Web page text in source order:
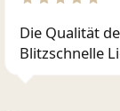
Die Qualität
Blitzschnelle